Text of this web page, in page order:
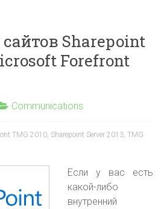
Sharepoint
Forefront
Communications
TMG 2010, Sharepoint Server 2013,TMG
Если у вас есть
какой-либо
внутренний